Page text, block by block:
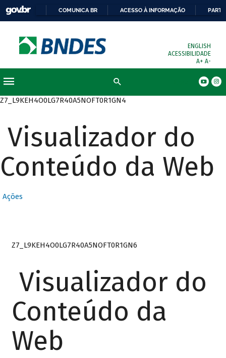
COMUNICA BR ACESSO À INFORMAÇÃO
ENGLISH
ACESSIBILIDADE
A+ A-
Z7_L9KEH4O0LG7R40A5NOFT0R1GN4
Visualizador do
Conteúdo da Web
Ações
Z7_L9KEH4O0LG7R40A5NOFT0R1GN6
Visualizador do
Conteúdo da
Web